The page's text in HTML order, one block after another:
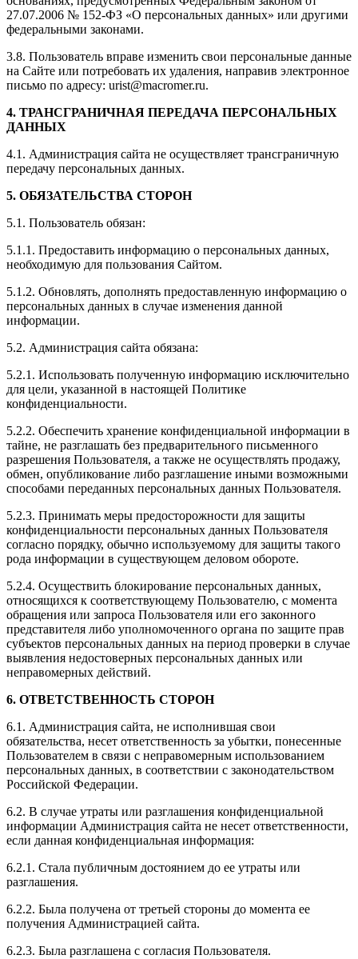
27.07.2006 № 152-ФЗ «О персональных данных» или другими
федеральными законами.
3.8. Пользователь вправе изменить свои персональные данные
на Сайте или потребовать их удаления, направив электронное
письмо по адресу: urist@macromer.ru.
4. ТРАНСГРАНИЧНАЯ ПЕРЕДАЧА ПЕРСОНАЛЬНЫХ
ДАННЫХ
4.1. Администрация сайта не осуществляет трансграничную
передачу персональных данных.
5. ОБЯЗАТЕЛЬСТВА СТОРОН
5.1. Пользователь обязан:
5.1.1. Предоставить информацию о персональных данных,
необходимую для пользования Сайтом.
5.1.2. Обновлять, дополнять предоставленную информацию о
персональных данных в случае изменения данной
информации.
5.2. Администрация сайта обязана:
5.2.1. Использовать полученную информацию исключительно
для цели, указанной в настоящей Политике
конфиденциальности.
5.2.2. Обеспечить хранение конфиденциальной информации в
тайне, не разглашать без предварительного письменного
разрешения Пользователя, а также не осуществлять продажу,
обмен, опубликование либо разглашение иными возможными
способами переданных персональных данных Пользователя.
5.2.3. Принимать меры предосторожности для защиты
конфиденциальности персональных данных Пользователя
согласно порядку, обычно используемому для защиты такого
рода информации в существующем деловом обороте.
5.2.4. Осуществить блокирование персональных данных,
относящихся к соответствующему Пользователю, с момента
обращения или запроса Пользователя или его законного
представителя либо уполномоченного органа по защите прав
субъектов персональных данных на период проверки в случае
выявления недостоверных персональных данных или
неправомерных действий.
6. ОТВЕТСТВЕННОСТЬ СТОРОН
6.1. Администрация сайта, не исполнившая свои
обязательства, несет ответственность за убытки, понесенные
Пользователем в связи с неправомерным использованием
персональных данных, в соответствии с законодательством
Российской Федерации.
6.2. В случае утраты или разглашения конфиденциальной
информации Администрация сайта не несет ответственности,
если данная конфиденциальная информация:
6.2.1. Стала публичным достоянием до ее утраты или
разглашения.
6.2.2. Была получена от третьей стороны до момента ее
получения Администрацией сайта.
6.2.3. Была разглашена с согласия Пользователя.